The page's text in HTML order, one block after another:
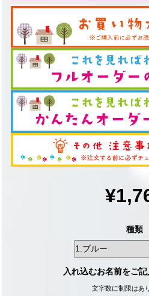
種類
入れ込むお名前をご
文字数に制限はあ